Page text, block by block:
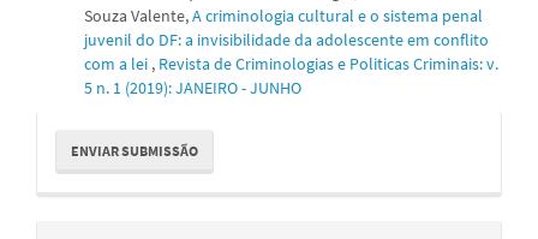
Souza Valente,A criminologia cultural e o sistema penal
juvenil do DF: a invisibilidade da adolescente em conflito
com a lei , Revista de Criminologias e Politicas Criminais: v.
5 n. 1 (2019): JANEIRO - JUNHO
Enviar
Submissão
ENVIAR SUBMISSÃO